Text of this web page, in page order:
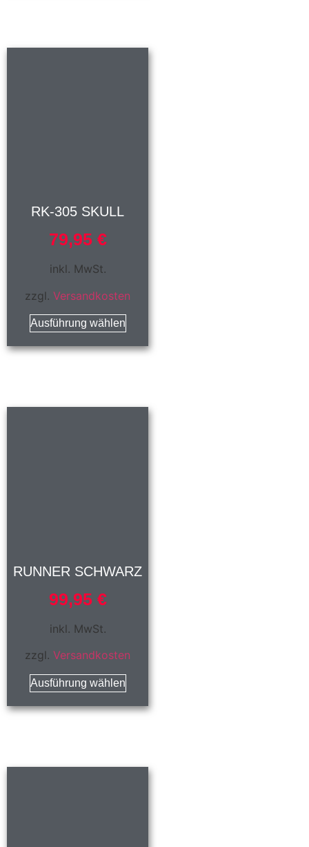
RK-305 SKULL
79,95 €
inkl. MwSt.
zzgl.Versandkosten
Ausführung wählen
RUNNER SCHWARZ
99,95 €
inkl. MwSt.
zzgl.Versandkosten
Ausführung wählen